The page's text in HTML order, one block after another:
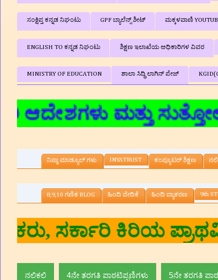
ಸಂಕ್ಷಿಪ್ತ ಕನ್ನಡ ನಿಘಂಟು GPF ಬ್ಯಾಲೆನ್ಸ್‌ ಶೀಟ್ ಮಕ್ಕಳವಾಣಿ
ENGLISH TO ಕನ್ನಡ ನಿಘಂಟು ಶಿಕ್ಷಣ ಇಲಾಖೆಯ ಅಧಿಕಾರಿಗಳ ವಿವರ
MINISTRY OF EDUCATION ಶಾಲಾ ಸಿದ್ಧಿ ಲಾಗಿನ್‌ ಪೇಜ್
ಮತ್ತು
ನಿಷ್ಠಾ ಮಾಡ್ಯೂಲ್ ಗಳು INYATRUST ಕಂಪ್ಯೂಟರ್‌ ಶಿಕ್ಷಣ
8,9,10 ಗಣಿತ BLOG ಹಿಂದಿ ವೇದಿಕೆ ಹಿಂದಿ ವ್ಯಾಕರಣ 9th
ನಲಿಕಲಿ 4ನೇ ತರಗತಿ ಪಾಠಟಿಪ್ಪಣಿಗಳು 5ನೇ ತರಗತಿ